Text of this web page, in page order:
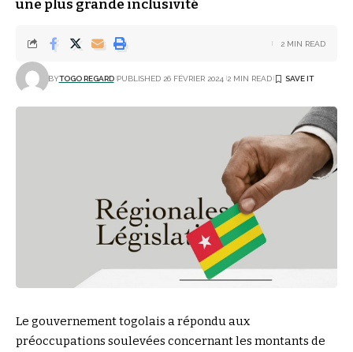
une plus grande inclusivité
BYTOGO REGARD PUBLISHED 26 FÉVRIER 2024 2 MIN READ
2 MIN READ
Le gouvernement togolais a répondu aux
préoccupations soulevées concernant les montants de